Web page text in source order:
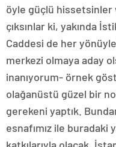
öyle güçlü hissetsinler
çıksınlar ki, yakında
Caddesi de her
merkezi olmaya aday
inanıyorum- örnek
olağanüstü güzel bir
gerekeni yaptık.
esnafımız ile buradaki